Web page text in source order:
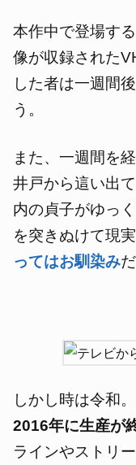
本作中で登場す
像が収録された
した者は一週間
う。
また、一週間を
井戸から這い出
内の貞子がゆっ
を突きぬけて現
ってはお馴染み
しかし時は令和
2016年に生産が
ラインやストリ